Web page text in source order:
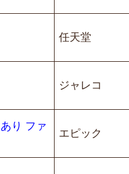
任天堂
ジャレコ
り ファ
エピック